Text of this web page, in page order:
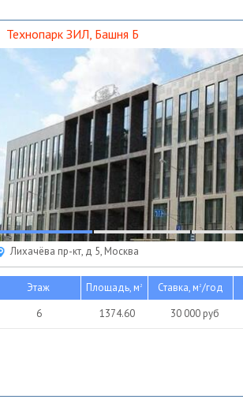
Технопарк ЗИЛ, Башня Б
Лихачёва пр-кт, д 5, Москва
Этаж Площадь, м2 Ставка, м2/год
6
1374.60 30 000руб